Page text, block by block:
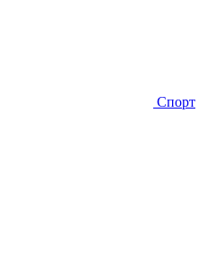
Спорт